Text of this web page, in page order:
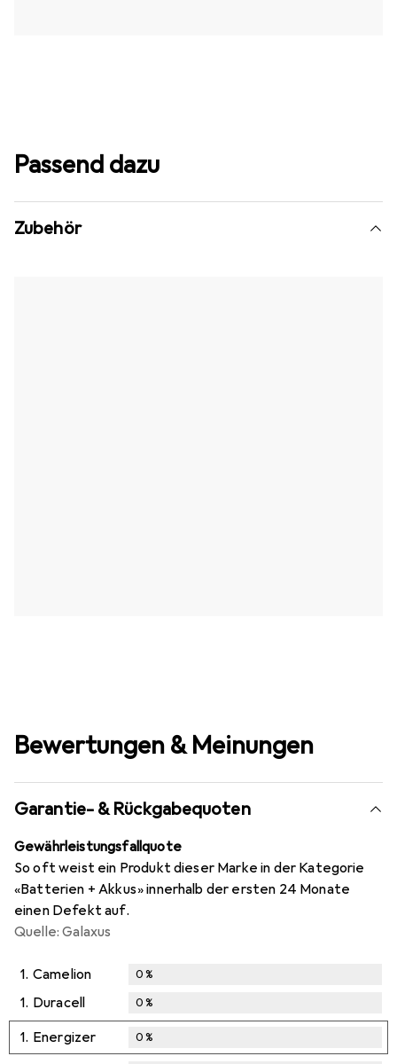
Passend dazu
Zubehör
Bewertungen & Meinungen
Garantie- & Rückgabequoten
Gewährleistungsfallquote
So oft weist ein Produkt dieser Marke in der Kategorie
«Batterien + Akkus» innerhalb der ersten 24 Monate
einen Defekt auf.
Quelle: Galaxus
1. Camelion 0%
1. Duracell 0%
1. Energizer 0%